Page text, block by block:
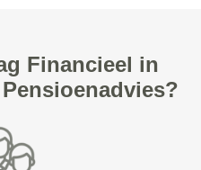
Financieel in